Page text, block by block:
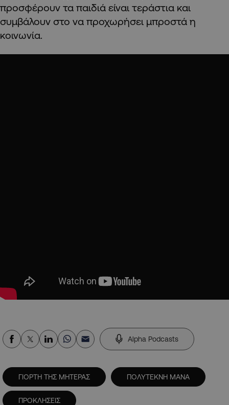
προσφέρουν τα παιδιά είναι τεράστια και
συμβάλουν στο να προχωρήσει μπροστά η
κοινωνία.
Alpha Podcasts
ΓΙΟΡΤΗ ΤΗΣ ΜΗΤΕΡΑΣ ΠΟΛΥΤΕΚΝΗ ΜΑΝΑ
ΠΡΟΚΛΗΣΕΙΣ